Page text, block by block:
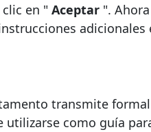
en " Aceptar ".
adicionales
transmite
como guía